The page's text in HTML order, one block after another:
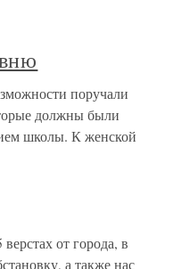
поручали
должны были
школы. К женской
от города, в
а также нас